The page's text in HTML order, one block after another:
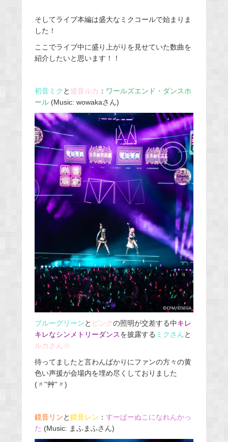
そしてライブ本編は盛大なミクコールで始まりま
した！
ここでライブ中に盛り上がりを見せていた数曲を
紹介したいと思います！！
初音ミク と 巡音ルカ ： ワールズエンド・ダンスホ
ール(Music: wowakaさん)
ブルーグリーンと ピンクの照明が交差する中キレ
キレなシンメトリーダンスを披露する ミクさんと
ルカさん☆
待ってましたと言わんばかりにファンの方々の黄
色い声援が会場内を埋め尽くしておりました
(〃''艸''〃)
鏡音リンと鏡音レン ： すーぱーぬこになれんかっ
た (Music: まふまふさん)